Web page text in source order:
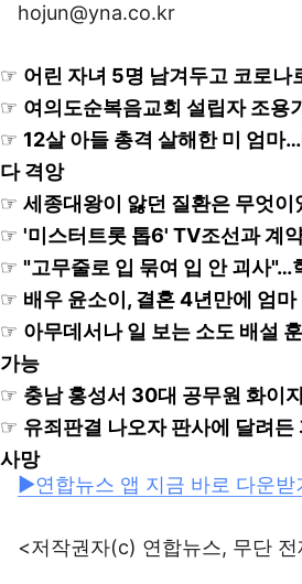
hojun@yna.co.kr
☞ 어린 자녀 5명 남겨두고 코로나
☞ 여의도순복음교회 설립자 조용
☞ 12살 아들 총격 살해한 미 엄마
다 격앙
☞ 세종대왕이 앓던 질환은 무엇이
☞ '미스터트롯 톱6' TV조선과 계
☞ "고무줄로 입 묶여 입 안 괴사"…
☞ 배우 윤소이, 결혼 4년만에 엄
☞ 아무데서나 일 보는 소도 배설
가능
☞ 충남 홍성서 30대 공무원 화이
☞ 유죄판결 나오자 판사에 달려
사망
▶연합뉴스 앱 지금 바로 다운받
<저작권자(c) 연합뉴스, 무단